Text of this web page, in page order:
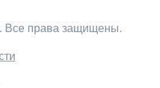
права защищены.